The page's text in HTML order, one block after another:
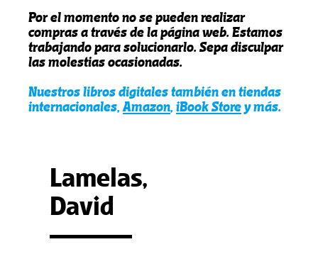
Por el momento no se pueden realizar
compras a través de la página web. Estamos
trabajando para solucionarlo. Sepa disculpar
las molestias ocasionadas.
Nuestros libros digitales también en tiendas
internacionales, Amazon, iBook Storey más.
Lamelas,
David